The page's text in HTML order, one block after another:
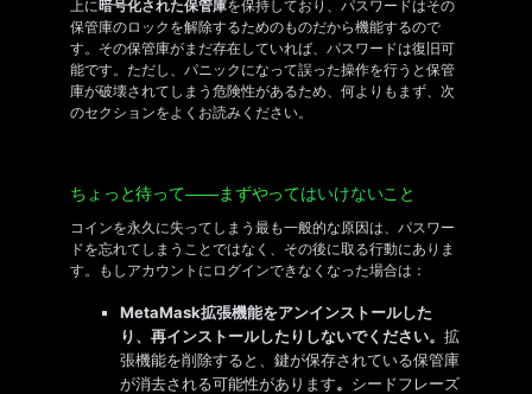
上に暗号化された保管庫を保持しており、パスワードはその
保管庫のロックを解除するためのものだから機能するので
す。その保管庫がまだ存在していれば、パスワードは復旧可
能です。ただし、パニックになって誤った操作を行うと保管
庫が破壊されてしまう危険性があるため、何よりもまず、次
のセクションをよくお読みください。
ちょっと待って――まずやってはいけないこと
コインを永久に失ってしまう最も一般的な原因は、パスワー
ドを忘れてしまうことではなく、その後に取る行動にありま
す。もしアカウントにログインできなくなった場合は：
MetaMask拡張機能をアンインストールした
り、再インストールしたりしないでください。 拡
張機能を削除すると、鍵が保存されている保管庫
が消去される可能性があります。 シードフレーズ